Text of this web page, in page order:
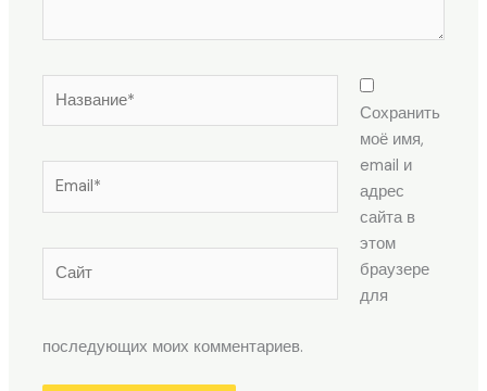
Сохранить
моё имя,
email и
адрес
сайта в
этом
браузере
для
последующих моих комментариев.